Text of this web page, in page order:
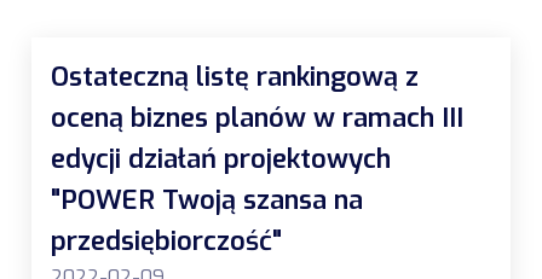
Ostateczną listę rankingową z
oceną biznes planów w ramach III
edycji działań projektowych
"POWER Twoją szansa na
przedsiębiorczość"